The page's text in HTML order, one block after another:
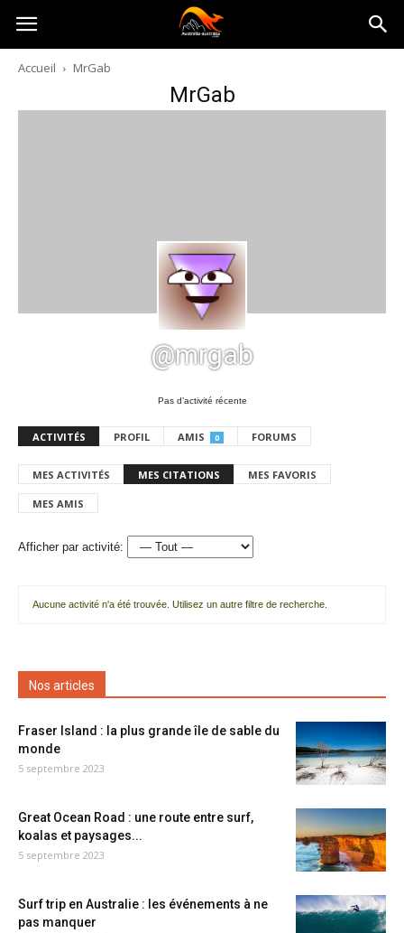
Australia-
australie.com
Accueil MrGab
MrGab
@mrgab
Pas d’activité récente
ACTIVITÉS PROFIL AMIS 0 FORUMS
MES ACTIVITÉS MES CITATIONS MES FAVORIS
MES AMIS
Afficher par activité:
Aucune activité n'a été trouvée. Utilisez un autre filtre de recherche.
Nos articles
Fraser Island : la plus grande île de sable du
monde
5 septembre 2023
Great Ocean Road : une route entre surf,
koalas et paysages...
5 septembre 2023
Surf trip en Australie : les événements à ne
pas manquer